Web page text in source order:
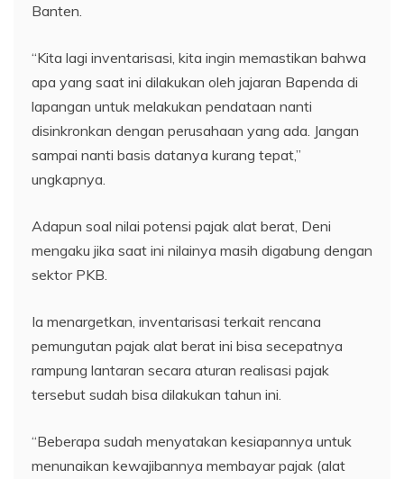
Banten.
“Kita lagi inventarisasi, kita ingin memastikan bahwa
apa yang saat ini dilakukan oleh jajaran Bapenda di
lapangan untuk melakukan pendataan nanti
disinkronkan dengan perusahaan yang ada. Jangan
sampai nanti basis datanya kurang tepat,”
ungkapnya.
Adapun soal nilai potensi pajak alat berat, Deni
mengaku jika saat ini nilainya masih digabung dengan
sektor PKB.
Ia menargetkan, inventarisasi terkait rencana
pemungutan pajak alat berat ini bisa secepatnya
rampung lantaran secara aturan realisasi pajak
tersebut sudah bisa dilakukan tahun ini.
“Beberapa sudah menyatakan kesiapannya untuk
menunaikan kewajibannya membayar pajak (alat